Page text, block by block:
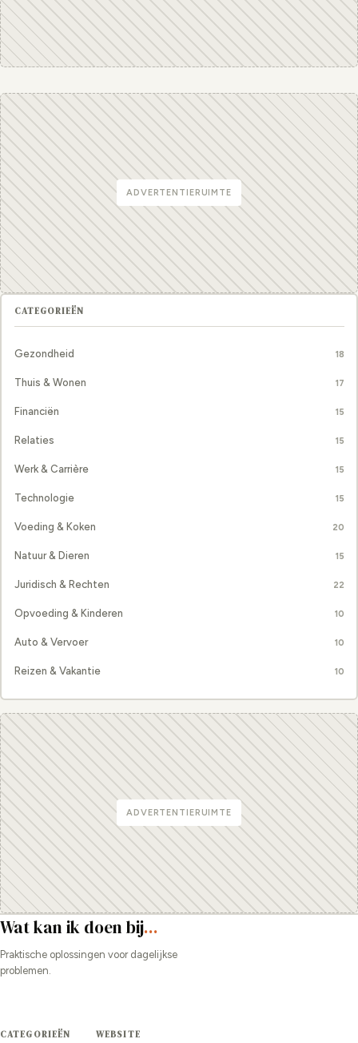
ADVERTENTIERUIMTE
CATEGORIEËN
Gezondheid 18
Thuis & Wonen 17
Financiën 15
Relaties 15
Werk & Carrière 15
Technologie 15
Voeding & Koken 20
Natuur & Dieren 15
Juridisch & Rechten 22
Opvoeding & Kinderen 10
Auto & Vervoer 10
Reizen & Vakantie 10
ADVERTENTIERUIMTE
Wat kan ik doen bij...
Praktische oplossingen voor dagelijkse
problemen.
CATEGORIEËN WEBSITE